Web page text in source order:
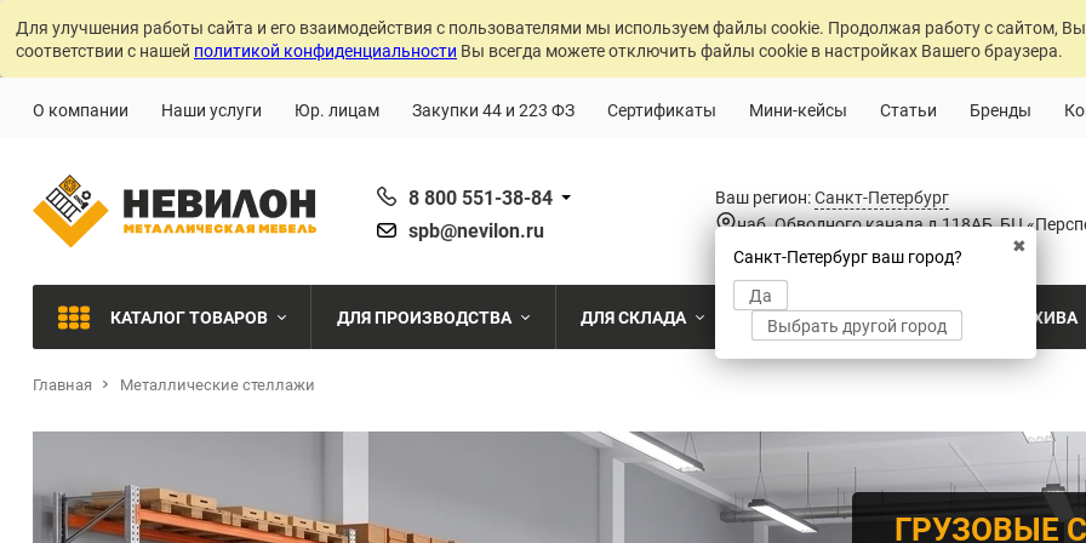
Для улучшения работы сайта и его взаимодействия с пользователями мы используем файлы cookie. Продолжая работу с сайтом,
соответствии с нашей политикой конфиденциальности Вы всегда можете отключить файлы cookie в настройках Вашего браузера.
О компании Наши услуги Юр. лицам Закупки 44 и 223 ФЗ Сертификаты Мини-кейсы Статьи Бренды
8 800 551-38-84
spb@nevilon.ru
Ваш регион:Санкт-Петербург
✖
Санкт-Петербург ваш город?
Да
Выбрать другой город
наб. Обводного канала д.118АБ, БЦ
MS Standart
MS Strong
Полочные
Архивные
Паллетные
Фронтальные
Для
Для
Для
МЕТАЛЛИЧЕСКИЕ ШКАФЫ
КАТАЛОГ ТОВАРОВ
Металлообработка
ДЛЯ ПРОИЗВОДСТВА
Склад временного хранения
Склад транспортной компании
ДЛЯ СКЛАДА
Раздевалка на пищевом
Раздевалка в медицинском
ДЛЯ РАЗДЕВАЛОК
Архив
ДЛЯ АРХИВА
Главная Металлические стеллажи
ГРУЗОВЫЕ